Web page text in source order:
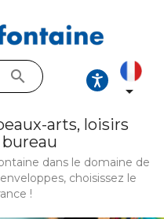
search

arts, loisirs
dans le domaine de
choisissez le
!